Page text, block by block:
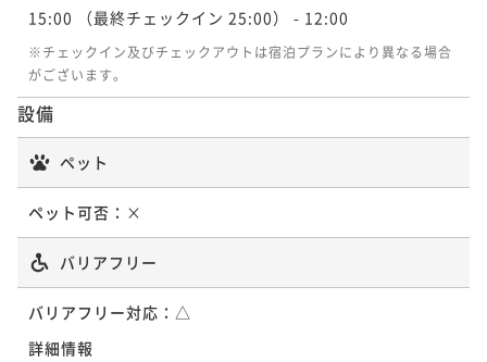
15:00 （最終チェックイン 25:00） - 12:00
※チェックイン及びチェックアウトは宿泊プランにより異なる場合
がございます。
設備
ペット
ペット可否： ×
バリアフリー
バリアフリー対応： △
詳細情報